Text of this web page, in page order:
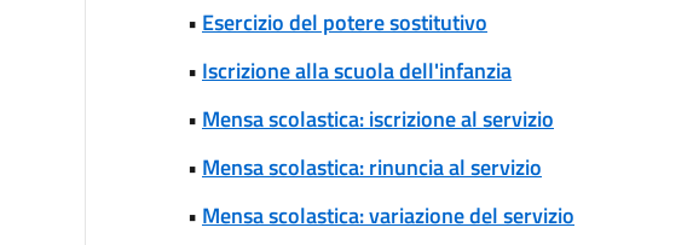
• Esercizio del potere sostitutivo
• Iscrizione alla scuola dell'infanzia
• Mensa scolastica: iscrizione al servizio
• Mensa scolastica: rinuncia al servizio
• Mensa scolastica: variazione del servizio